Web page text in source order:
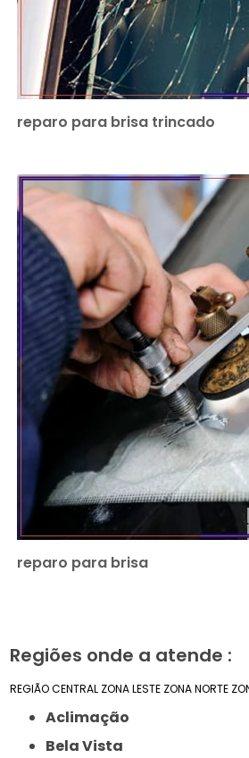
reparo para brisa trincado
reparo para brisa
Regiões onde a atende :
REGIÃO CENTRAL ZONA LESTE ZONA NORTE
Aclimação
Bela Vista